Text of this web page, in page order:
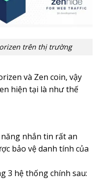
trên thị trường
và Zen coin, vậy
hiện tại là như thế
nhắn tin rất an
bảo vệ danh tính của
3 hệ thống chính sau: